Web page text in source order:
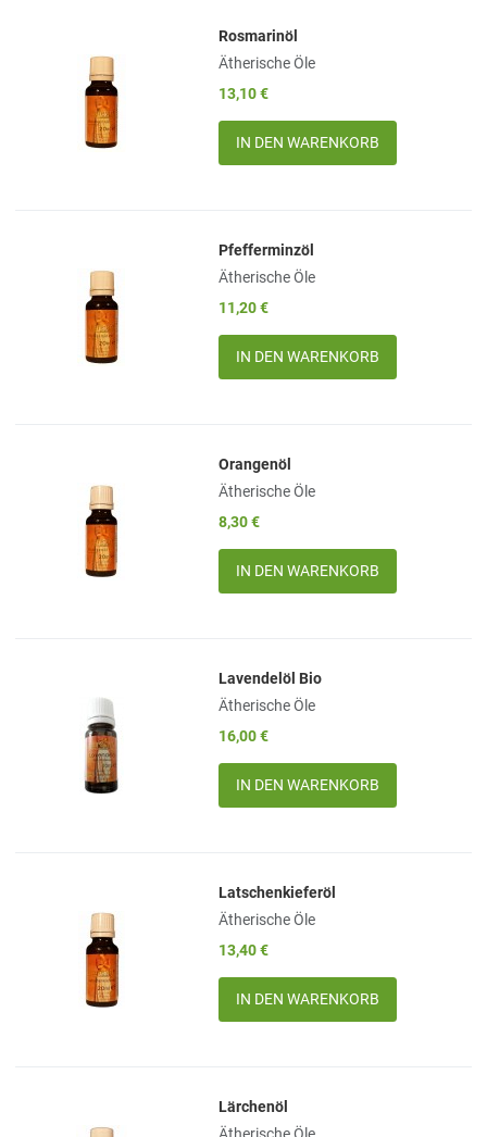
Add to Wishlist
Add to Compare
Quick View
Rosmarinöl
Ätherische Öle
13,10 €
Menge
Add to Wishlist
Add to Compare
Quick View
Pfefferminzöl
Ätherische Öle
11,20 €
Menge
Add to Wishlist
Add to Compare
Quick View
Orangenöl
Ätherische Öle
8,30 €
Menge
Add to Wishlist
Add to Compare
Quick View
Lavendelöl Bio
Ätherische Öle
16,00 €
Menge
Add to Wishlist
Add to Compare
Quick View
Latschenkieferöl
Ätherische Öle
13,40 €
Menge
Add to Wishlist
Lärchenöl
Ätherische Öle